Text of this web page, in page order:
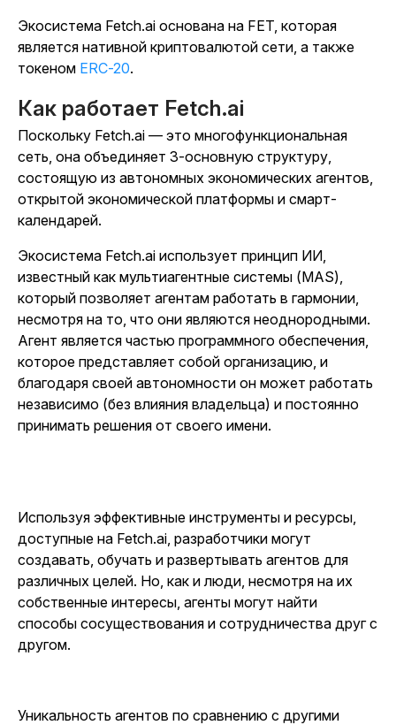
Экосистема Fetch.ai основана на FET, которая
является нативной криптовалютой сети, а также
токеном ERC-20.
Как работает Fetch.ai
Поскольку Fetch.ai — это многофункциональная
сеть, она объединяет 3-основную структуру,
состоящую из автономных экономических агентов,
открытой экономической платформы и смарт-
календарей.
Экосистема Fetch.ai использует принцип ИИ,
известный как мультиагентные системы (MAS),
который позволяет агентам работать в гармонии,
несмотря на то, что они являются неоднородными.
Агент является частью программного обеспечения,
которое представляет собой организацию, и
благодаря своей автономности он может работать
независимо (без влияния владельца) и постоянно
принимать решения от своего имени.
Используя эффективные инструменты и ресурсы,
доступные на Fetch.ai, разработчики могут
создавать, обучать и развертывать агентов для
различных целей. Но, как и люди, несмотря на их
собственные интересы, агенты могут найти
способы сосуществования и сотрудничества друг с
другом.
Уникальность агентов по сравнению с другими